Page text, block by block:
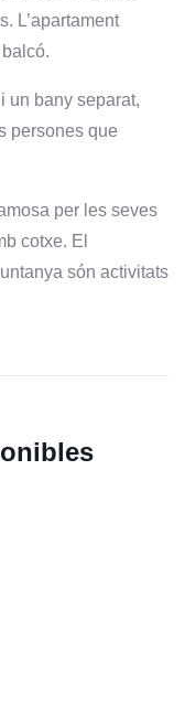
L’apartament
un bany separat,
persones que
per les seves
cotxe. El
són activitats